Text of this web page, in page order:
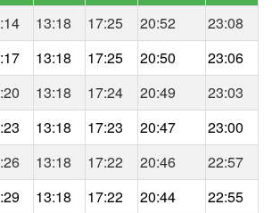
13:18 17:25 20:52
23:08
13:18 17:25 20:50
23:06
13:18 17:24 20:49
23:03
13:18 17:23 20:47
23:00
13:18 17:22 20:46
22:57
13:18 17:22 20:44
22:55